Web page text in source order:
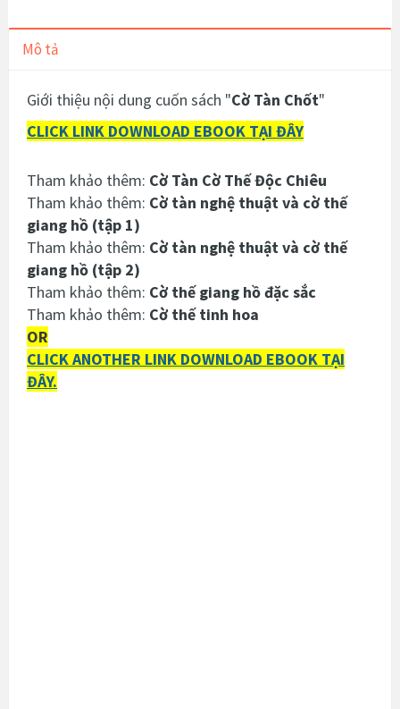
Mô tả
Giới thiệu nội dung cuốn sách "Cờ Tàn Chốt"
CLICK LINK DOWNLOAD EBOOK TẠI ĐÂY
Tham khảo thêm: Cờ Tàn Cờ Thế Độc Chiêu
Tham khảo thêm: Cờ tàn nghệ thuật và cờ thế
giang hồ (tập 1)
Tham khảo thêm: Cờ tàn nghệ thuật và cờ thế
giang hồ (tập 2)
Tham khảo thêm: Cờ thế giang hồ đặc sắc
Tham khảo thêm: Cờ thế tinh hoa
OR
CLICK ANOTHER LINK DOWNLOAD EBOOK TẠI
ĐÂY.